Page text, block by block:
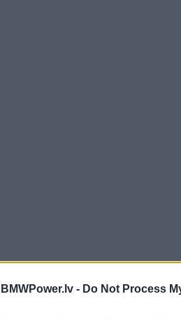
BMWPower.lv - Do Not Process